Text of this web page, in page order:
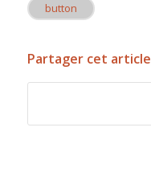
button
Partager cet article